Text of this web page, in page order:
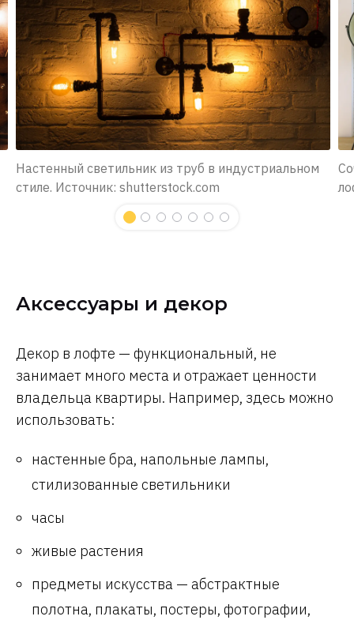
Настенный светильник из труб в индустриальном
стиле. Источник: shutterstock.com
Аксессуары и декор
Декор в лофте — функциональный, не
занимает много места и отражает ценности
владельца квартиры. Например, здесь можно
использовать:
настенные бра, напольные лампы,
стилизованные светильники
часы
живые растения
предметы искусства — абстрактные
полотна, плакаты, постеры, фотографии,